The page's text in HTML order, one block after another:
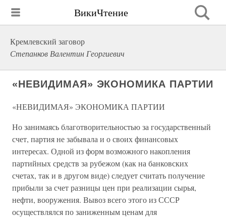
ВикиЧтение
Кремлевский заговор
Степанков Валентин Георгиевич
«НЕВИДИМАЯ» ЭКОНОМИКА ПАРТИИ
«НЕВИДИМАЯ» ЭКОНОМИКА ПАРТИИ
Но занимаясь благотворительностью за государственный
счет, партия не забывала и о своих финансовых
интересах. Одной из форм возможного накопления
партийных средств за рубежом (как на банковских
счетах, так и в другом виде) следует считать получение
прибыли за счет разницы цен при реализации сырья,
нефти, вооружения. Вывоз всего этого из СССР
осуществлялся по заниженным ценам для